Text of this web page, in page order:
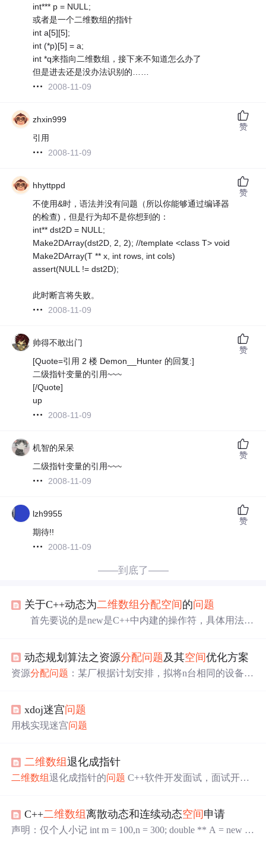
int*** p = NULL;
或者是一个二维数组的指针
int a[5][5];
int (*p)[5] = a;
int *q来指向二维数组，接下来不知道怎么办了
但是进去还是没办法识别的……
2008-11-09
zhxin999
引用
2008-11-09
赞
hhyttppd
不使用&时，语法并没有问题（所以你能够通过编译器
的检查)，但是行为却不是你想到的：
int** dst2D = NULL;
Make2DArray(dst2D, 2, 2); //template <class T> void
Make2DArray(T ** x, int rows, int cols)
assert(NULL != dst2D);
此时断言将失败。
2008-11-09
赞
帅得不敢出门
[Quote=引用 2 楼 Demon__Hunter 的回复:]
二级指针变量的引用~~~
[/Quote]
up
2008-11-09
赞
机智的呆呆
二级指针变量的引用~~~
2008-11-09
赞
lzh9955
期待!!
2008-11-09
赞
——到底了——
关于C++动态为二维数组分配空间 的问题
首先要说的是new是C++中内建的操作符，具体用法见
类型的指针，下面这句就是用new运算符给它分配内存空
间。new后面的类型要跟上面定义一个指针指向的类型一
动态规划算法之资源分配问题及其空间优化方案
资源分配问题 ：某厂根据计划安排，拟将n台相同的设备分
m)。问如何分配，才使国家得到最大的盈利？ 一、算法思
想 1、 动态规划的最优性 算法的最优策略体现在每个子
xdoj迷宫问题
用栈实现迷宫问题
二维数组退化成指针
二维数组退化成指针的问题 C++软件开发面试，面试开始
后打印，同时函数的参数还有二维数组的行列数。 要求：
①不能使用STL，考察的就是 二维数组退化成指针 问题。
C++二维数组离散动态和连续动态空间 申请
声明：仅个人小记 int m = 100,n = 300; double ** A = new do